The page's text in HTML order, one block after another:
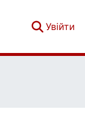
Увійти